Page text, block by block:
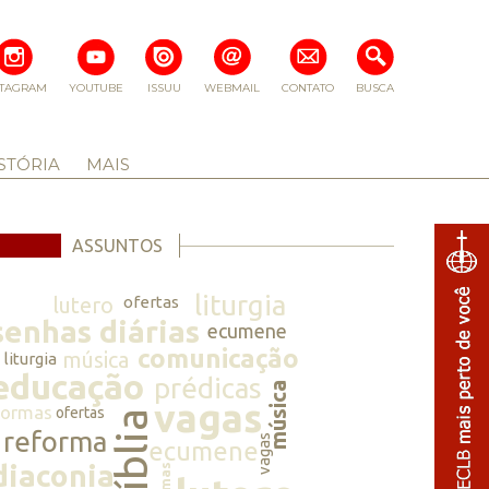
BUSCA
CONTATO
WEBMAIL
ISSUU
YOUTUBE
MAIS
ASSUNTOS
lutero ofertas liturgia
diárias ecumene
liturgia música comunicação
prédicasmúsica
ofertasbíbliavagas
reforma ecumenevagas